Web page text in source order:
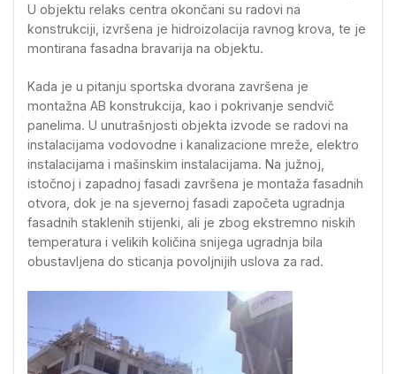
U objektu relaks centra okončani su radovi na
konstrukciji, izvršena je hidroizolacija ravnog krova, te je
montirana fasadna bravarija na objektu.
Kada je u pitanju sportska dvorana završena je
montažna AB konstrukcija, kao i pokrivanje sendvič
panelima. U unutrašnjosti objekta izvode se radovi na
instalacijama vodovodne i kanalizacione mreže, elektro
instalacijama i mašinskim instalacijama. Na južnoj,
istočnoj i zapadnoj fasadi završena je montaža fasadnih
otvora, dok je na sjevernoj fasadi započeta ugradnja
fasadnih staklenih stijenki, ali je zbog ekstremno niskih
temperatura i velikih količina snijega ugradnja bila
obustavljena do sticanja povoljnijih uslova za rad.